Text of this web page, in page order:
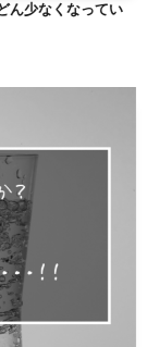
ん少なくなってい